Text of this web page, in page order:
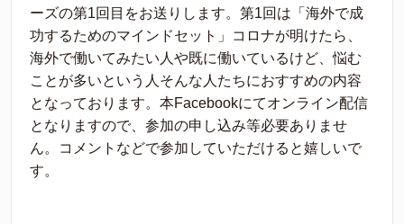
ーズの第1回目をお送りします。第1回は「海外で成
功するためのマインドセット」コロナが明けたら、
海外で働いてみたい人や既に働いているけど、悩む
ことが多いという人そんな人たちにおすすめの内容
となっております。本Facebookにてオンライン配信
となりますので、参加の申し込み等必要ありませ
ん。コメントなどで参加していただけると嬉しいで
す。